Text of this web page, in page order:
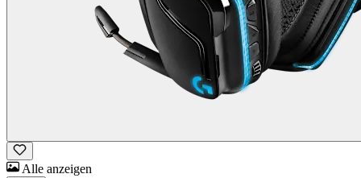
Alle anzeigen